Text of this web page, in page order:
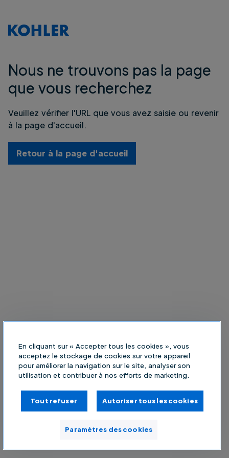
Nous ne trouvons pas la page
que vous recherchez
Veuillez vérifier l'URL que vous avez saisie ou revenir
à la page d'accueil.
Retour à la page d'accueil
En cliquant sur « Accepter tous les cookies », vous
acceptez le stockage de cookies sur votre appareil
pour améliorer la navigation sur le site, analyser son
utilisation et contribuer à nos efforts de marketing.
Tout refuser Autoriser tous les cookies
Paramètres des cookies